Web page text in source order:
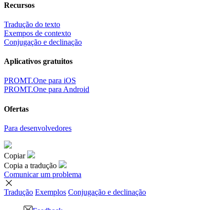
Recursos
Tradução do texto
Exempos de contexto
Conjugação e declinação
Aplicativos gratuitos
PROMT.One para iOS
PROMT.One para Android
Ofertas
Para desenvolvedores
Copiar
Copia a tradução
Comunicar um problema
Tradução Exemplos Conjugação e declinação